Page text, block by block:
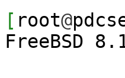
[ root@
FreeBSD